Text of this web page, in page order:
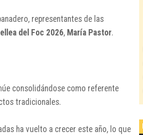
representantes de las
del Foc 2026, María Pastor.
consolidándose como referente
tradicionales.
ha vuelto a crecer este año, lo que